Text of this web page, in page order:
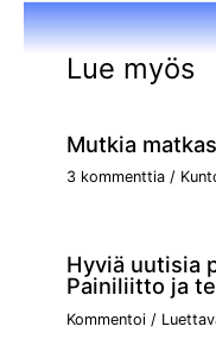
Lue myös
Mutkia
3 kommenttia /
Hyviä uutisia
Painiliitto ja
Kommentoi /